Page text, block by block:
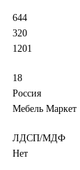
644
320
1201
18
Россия
Мебель Маркет
ЛДСП/МДФ
Нет